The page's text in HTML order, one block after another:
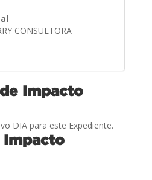
CONSULTORA
Impacto
DIA para este Expediente.
Impacto